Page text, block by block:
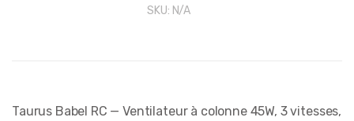
SKU: N/A
Taurus Babel RC — Ventilateur à colonne 45W, 3 vitesses,